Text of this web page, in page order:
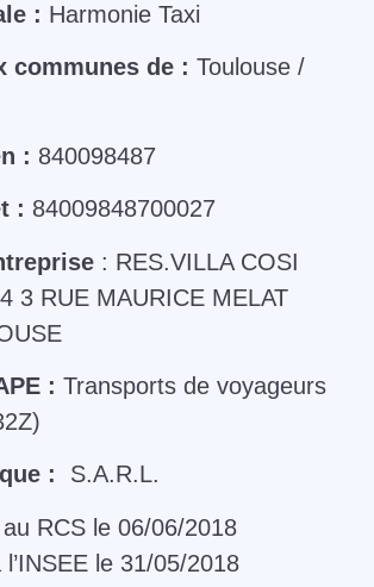
: Harmonie Taxi
communes de : Toulouse /
: 840098487
: 84009848700027
: RES.VILLA COSI
3 RUE MAURICE MELAT
: Transports de voyageurs
: S.A.R.L.
RCS le 06/06/2018
le 31/05/2018